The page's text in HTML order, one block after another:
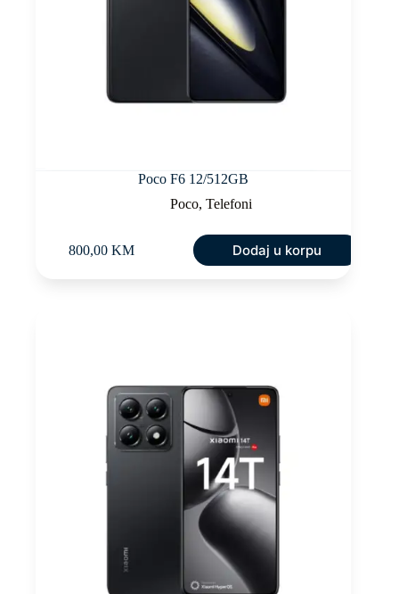
Poco F6 12/512GB
Poco,Telefoni
800,00 KM Dodaj u korpu